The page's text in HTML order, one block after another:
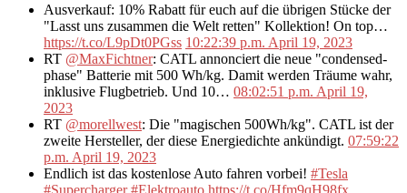
Ausverkauf: 10% Rabatt für euch auf die übrigen Stücke der
"Lasst uns zusammen die Welt retten" Kollektion! On top…
https://t.co/L9pDt0PGss 10:22:39 p.m. April 19, 2023
RT @MaxFichtner: CATL annonciert die neue "condensed-
phase" Batterie mit 500 Wh/kg. Damit werden Träume wahr,
inklusive Flugbetrieb. Und 10… 08:02:51 p.m. April 19,
2023
RT @morellwest: Die "magischen 500Wh/kg". CATL ist der
zweite Hersteller, der diese Energiedichte ankündigt. 07:59:22
p.m. April 19, 2023
Endlich ist das kostenlose Auto fahren vorbei! #Tesla
#Supercharger #Elektroauto https://t.co/Hfm9qH98fx